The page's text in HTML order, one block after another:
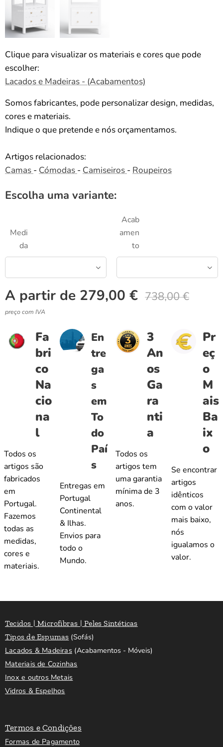
Clique para visualizar os materiais e cores que pode
escolher:
Lacados e Madeiras - (Acabamentos)
Somos fabricantes, pode personalizar design, medidas,
cores e materiais.
Indique o que pretende e nós orçamentamos.
Artigos relacionados:
Camas - Cómodas - Camiseiros - Roupeiros
Escolha uma variante:
Medi
da
Acab
amen
to
A partir de 279,00 € 738,00€
preço com IVA
Fa
bri
co
Na
cio
na
l
Todos os
artigos são
fabricados
em
Portugal.
Fazemos
todas as
medidas,
cores e
materiais.
En
tre
ga
s
em
To
do
Paí
s
Entregas em
Portugal
Continental
& Ilhas.
Envios para
todo o
Mundo.
3
An
os
Ga
ra
nti
a
Todos os
artigos tem
uma garantia
mínima de 3
anos.
Pr
eç
o
M
ais
Ba
ix
o
Se encontrar
artigos
idênticos
com o valor
mais baixo,
nós
igualamos o
valor.
Tecidos | Microfibras | Peles Sintéticas
Tipos de Espumas (Sofás)
Lacados & Madeiras(Acabamentos - Móveis)
Materiais de Cozinhas
Inox e outros Metais
Vidros & Espelhos
Termos e Condições
Formas de Pagamento